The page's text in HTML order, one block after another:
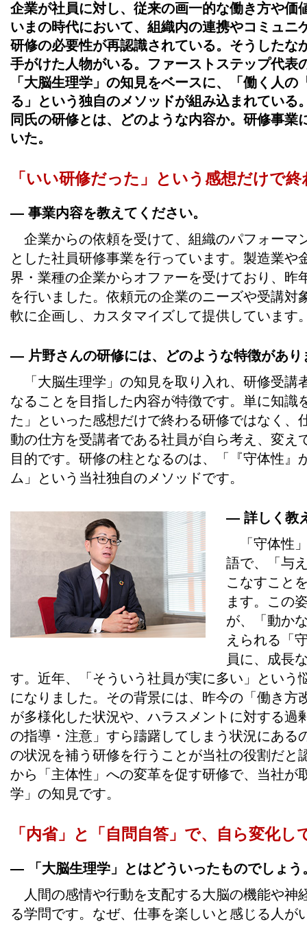
企業が社員に対し、従来の画一的な働き方や価
いまの時代において、組織内の連携やコミュニ
研修の必要性が再認識されている。そうしたな
手がけた人物がいる。ファーストステップ代表
「大脳生理学」の知見をベースに、「働く人
る」という独自のメソッドが組み込まれている
同氏の研修とは、どのような内容か。研修事業
いた。
「いい研修だった」という感想だけで
― 事業内容を教えてください。
企業からの依頼を受けて、組織のパフォーマ
とした社員研修事業を行っています。製造業や
界・業種の企業からオファーを受けており、昨
を行いました。依頼元の企業のニーズや受講対
軟に企画し、カスタマイズして提供しています
― 片野さんの研修には、どのような特徴があり
「大脳生理学」の知見を取り入れ、研修受講
なることを目指した内容が特徴です。単に知識
た」といった感想だけで終わる研修ではなく、
動の仕方を受講者である社員が自ら考え、変え
目的です。研修の柱となるのは、「『守体性』
ム」という当社独自のメソッドです。
― 詳しく教
「守体性
語で、「与
こなすこと
ます。この
が、「動か
えられる「
員に、成長
す。近年、「そういう社員が実に多い」という
になりました。その背景には、昨今の「働き方
が多様化した状況や、ハラスメントに対する過
の指導・注意」すら躊躇してしまう状況にある
の状況を補う研修を行うことが当社の役割だと
から「主体性」への変革を促す研修で、当社が
学」の知見です。
「内省」と「自問自答」で、自ら変化し
― 「大脳生理学」とはどういったものでしょう
人間の感情や行動を支配する大脳の機能や神
る学問です。なぜ、仕事を楽しいと感じる人が